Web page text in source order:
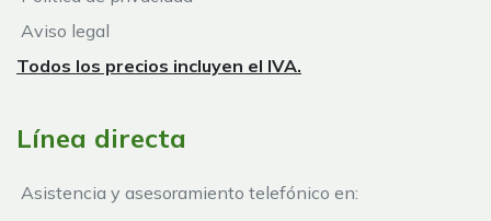
Aviso legal
Todos los precios incluyen el IVA.
Línea directa
Asistencia y asesoramiento telefónico en: